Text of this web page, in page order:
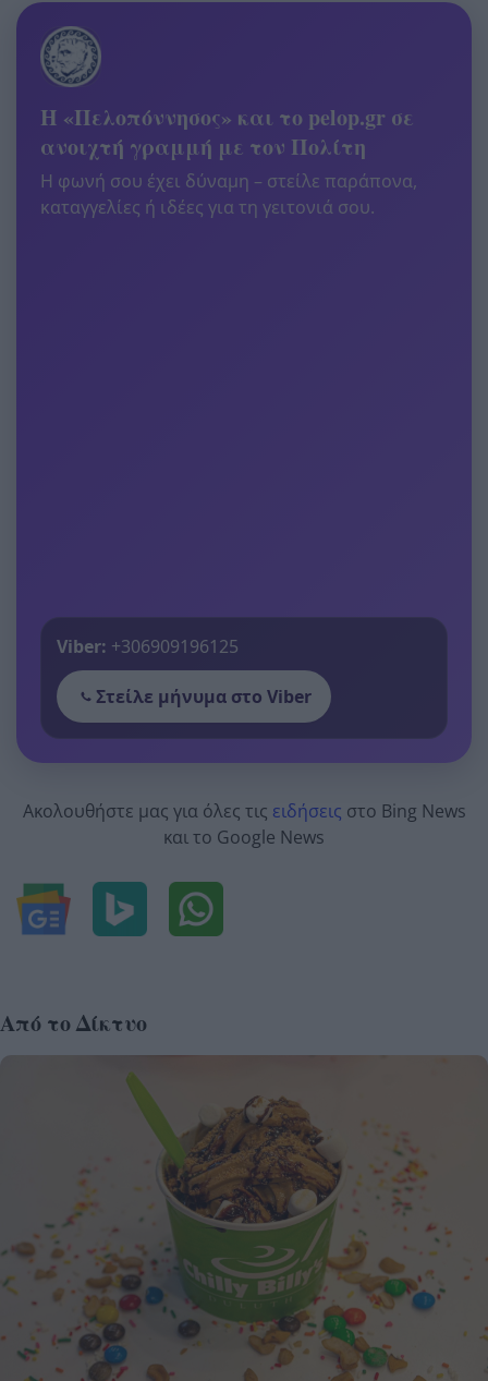
Η «Πελοπόννησος» και το pelop.gr σε
ανοιχτή γραμμή με τον Πολίτη
Η φωνή σου έχει δύναμη – στείλε παράπονα,
καταγγελίες ή ιδέες για τη γειτονιά σου.
Viber: +306909196125
Στείλε μήνυμα στο Viber
Ακολουθήστε μας για όλες τις ειδήσεις στο Bing News
και το Google News
Από το Δίκτυο